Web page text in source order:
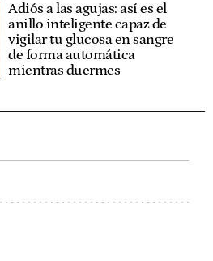
Adiós a las agujas: así es el
anillo inteligente capaz de
vigilar tu glucosa en sangre
de forma automática
mientras duermes